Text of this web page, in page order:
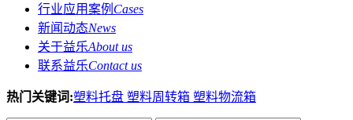
行业应用案例 Cases
新闻动态News
关于益乐About us
联系益乐Contact us
热门关键词:塑料托盘 塑料周转箱 塑料物流箱